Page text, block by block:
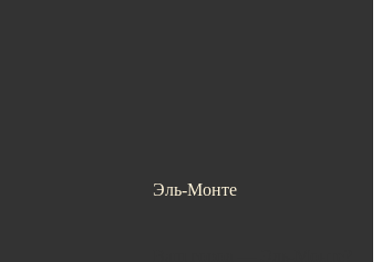
Эль-Монте